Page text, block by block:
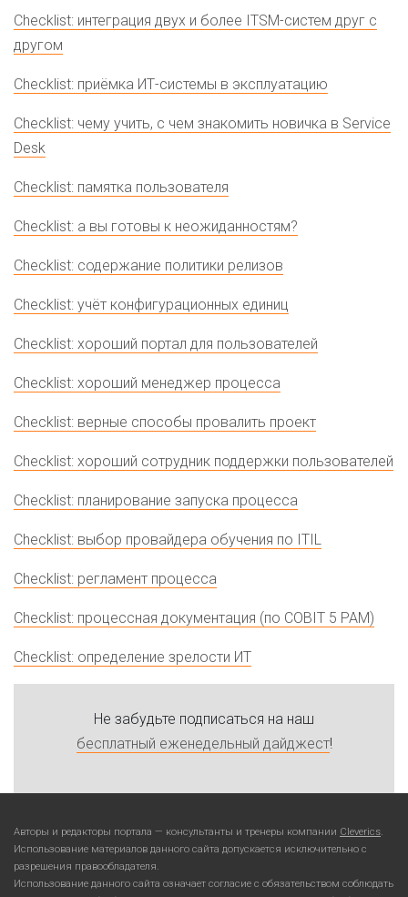
Checklist: интеграция двух и более ITSM-систем друг с
другом
Checklist: приёмка ИТ-системы в эксплуатацию
Checklist: чему учить, с чем знакомить новичка в Service
Desk
Checklist: памятка пользователя
Checklist: а вы готовы к неожиданностям?
Checklist: содержание политики релизов
Checklist: учёт конфигурационных единиц
Checklist: хороший портал для пользователей
Checklist: хороший менеджер процесса
Checklist: верные способы провалить проект
Checklist: хороший сотрудник поддержки пользователей
Checklist: планирование запуска процесса
Checklist: выбор провайдера обучения по ITIL
Checklist: регламент процесса
Checklist: процессная документация (по COBIT 5 PAM)
Checklist: определение зрелости ИТ
Не забудьте подписаться на наш
бесплатный еженедельный дайджест!
Авторы и редакторы портала — консультанты и тренеры компании Cleverics.
Использование материалов данного сайта допускается исключительно с
разрешения правообладателя.
Использование данного сайта означает согласие с обязательством соблюдать